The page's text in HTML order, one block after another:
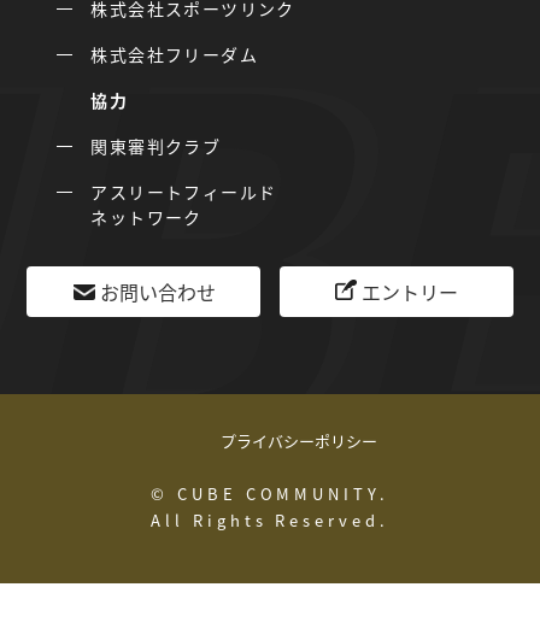
株式会社スポーツリンク
株式会社フリーダム
協力
関東審判クラブ
アスリートフィールド
ネットワーク
お問い合わせ エントリー
プライバシーポリシー
© CUBE COMMUNITY.
All Rights Reserved.